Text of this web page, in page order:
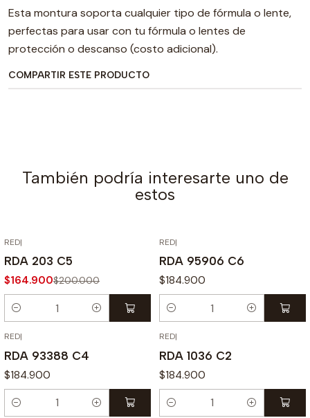
Esta montura soporta cualquier tipo de fórmula o lente,
perfectas para usar con tu fórmula o lentes de
protección o descanso (costo adicional).
COMPARTIR ESTE PRODUCTO
También podría interesarte uno de
estos
RED|
RDA 203 C5
$164.900$200.000
Cantidad
RED|
RDA 95906 C6
$184.900
Cantidad
RED|
RDA 93388 C4
$184.900
Cantidad
RED|
RDA 1036 C2
$184.900
Cantidad